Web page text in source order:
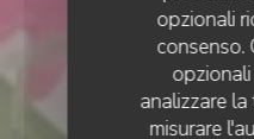
opzionali
consenso.
analizzare
misurare